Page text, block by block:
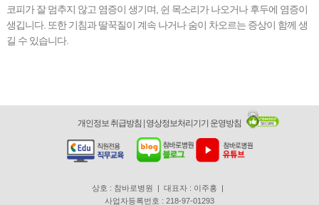
코피가 잘 멈추지 않고 염증이 생기며, 쉰 목소리가 나오거나 후두에 염증이
생깁니다. 또한 기침과 딸꾹질이 계속 나거나 숨이 차오르는 증상이 함께 생
길 수 있습니다.
개인정보 취급방침 영상정보처리기기 운영방침
상호 : 참바로병원 | 대표자 : 이주홍 |
사업자등록번호 : 218-97-01293